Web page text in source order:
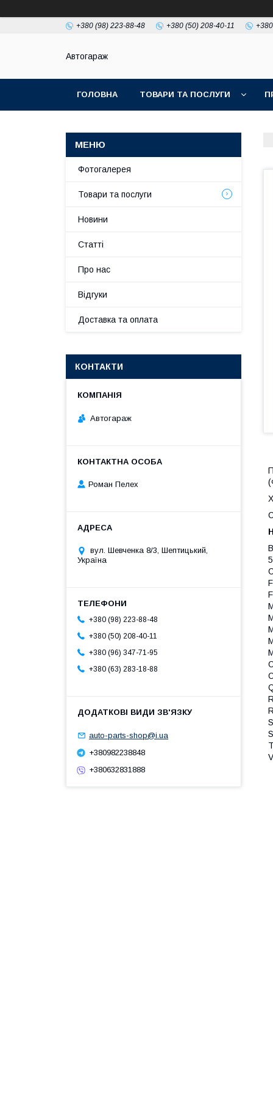
+380 (98) 223-88-48 +380 (50) 208-40-11
Автогараж
ГОЛОВНА ТОВАРИ ТА ПОСЛУГИ
Фотогалерея
Товари та послуги
Новини
Статті
Про нас
Відгуки
Доставка та оплата
КОНТАКТИ
Автогараж
Роман Пелех
вул. Шевченка 8/3, Шептицький,
Україна
+380 (98) 223-88-48
+380 (50) 208-40-11
+380 (96) 347-71-95
+380 (63) 283-18-88
auto-parts-shop@i.ua
+380982238848
+380632831888